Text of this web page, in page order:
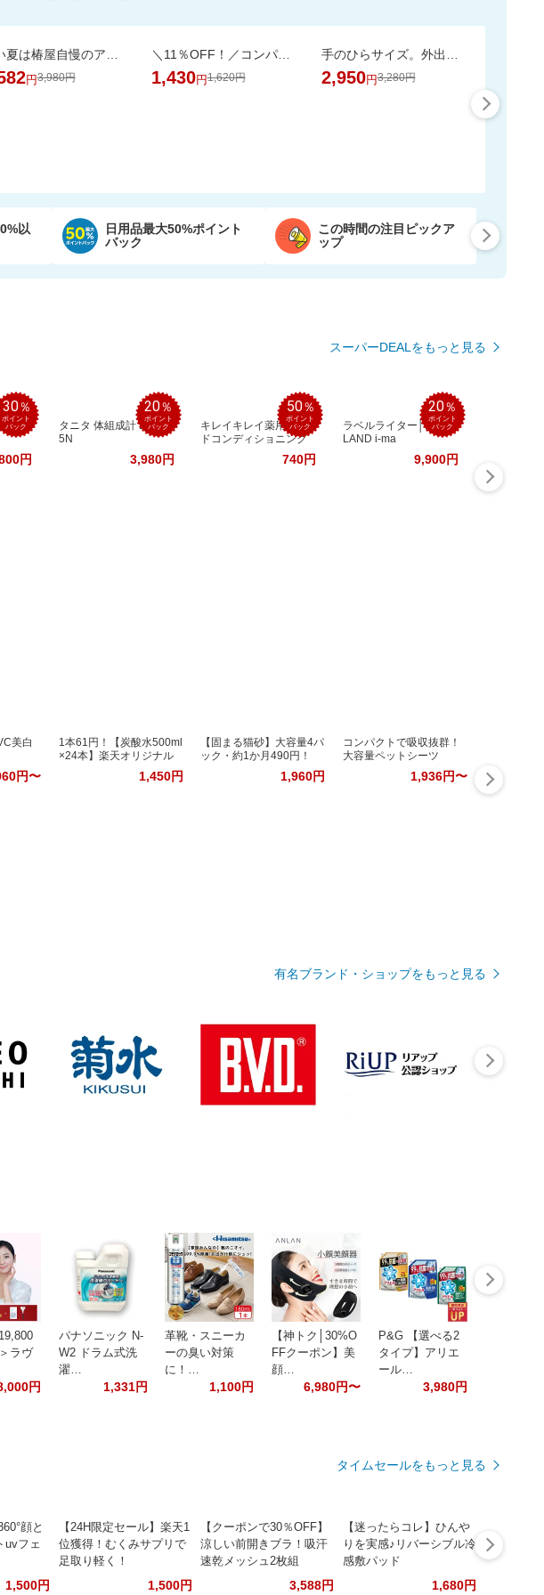
円3,980円
＼11％OFF！／コンパクトな2倍巻き！キッチンペーパー 12ロール
1,430円1,620円 2,950円3,280円
以
日用品最大50%ポイント
バック
この時間の注目ピックア
ップ
スーパーDEALをもっと見る
30％
ポイント
バック
ーオ
円
20％
ポイント
バック
タニタ 体組成計 BC-70
5N
3,980円
50％
ポイント
バック
キレイキレイ薬用ハン
ドコンディショニング
740円
20％
ポイント
バック
ラベルライター│NAME
LAND i-ma
9,900円
美白
円〜
1本61円！【炭酸水500ml
×24本】楽天オリジナル
1,450円
【固まる猫砂】大容量4パ
ック・約1か月490円！
1,960円
コンパクトで吸収抜群！
大容量ペットシーツ
1,936円〜
有名ブランド・ショップをもっと見る
ラヴ
円
パナソニック N-
W2 ドラム式洗
濯…
1,331円
革靴・スニーカ
ーの臭い対策
に！…
1,100円
【神トク│30%O
FFクーポン】美
顔…
6,980円〜
P&G 【選べる2
タイプ】アリエ
ール…
3,980円
タイムセールをもっと見る
顔と
uvフェ
1,500円
【24H限定セール】楽天1
位獲得！むくみサプリで
足取り軽く！
1,500円
【クーポンで30％OFF】
涼しい前開きブラ！吸汗
速乾メッシュ2枚組
3,588円
【迷ったらコレ】ひんや
りを実感♪リバーシブル冷
感敷パッド
1,680円